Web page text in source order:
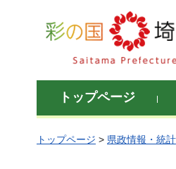
彩の国 埼玉県
トップページ
トップページ > 県政情報・統計